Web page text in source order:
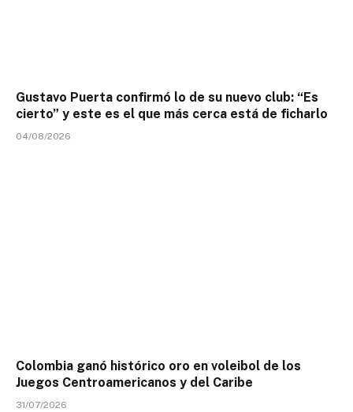
Gustavo Puerta confirmó lo de su nuevo club: “Es
cierto” y este es el que más cerca está de ficharlo
04/08/2026
Colombia ganó histórico oro en voleibol de los
Juegos Centroamericanos y del Caribe
31/07/2026